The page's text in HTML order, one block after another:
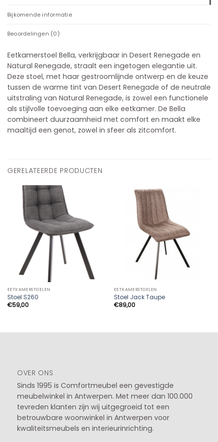
Bijkomende informatie
Beoordelingen (0)
Eetkamerstoel Bella, verkrijgbaar in Desert Renegade en
Natural Renegade, straalt een ingetogen elegantie uit.
Deze stoel, met haar gestroomlijnde ontwerp en de keuze
tussen de warme tint van Desert Renegade of de neutrale
uitstraling van Natural Renegade, is zowel een functionele
als stijlvolle toevoeging aan elke eetkamer. De Bella
combineert duurzaamheid met comfort en maakt elke
maaltijd een genot, zowel in sfeer als zitcomfort.
GERELATEERDE PRODUCTEN
EETKAMERSTOELEN
Stoel S260
€59,00
EETKAMERSTOELEN
Stoel Jack Taupe
€89,00
OVER ONS
Sinds 1995 is Comfortmeubel een gevestigde
meubelwinkel in Antwerpen. Met meer dan 100.000
tevreden klanten zijn wij uitgegroeid tot een
betrouwbare woonwinkel in Antwerpen voor
kwaliteitsmeubels en interieurinrichting.